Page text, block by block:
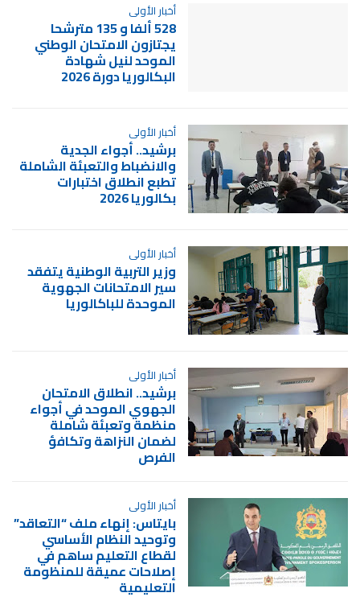
أخبار الأولى
528 ألفا و 135 مترشحا
يجتازون الامتحان الوطني
الموحد لنيل شهادة
البكالوريا دورة 2026
أخبار الأولى
برشيد.. أجواء الجدية
والانضباط والتعبئة الشاملة
تطبع انطلاق اختبارات
بكالوريا 2026
أخبار الأولى
وزير التربية الوطنية يتفقد
سير الامتحانات الجهوية
الموحدة للباكالوريا
أخبار الأولى
برشيد.. انطلاق الامتحان
الجهوي الموحد في أجواء
منظمة وتعبئة شاملة
لضمان النزاهة وتكافؤ
الفرص
أخبار الأولى
بايتاس: إنهاء ملف “التعاقد”
وتوحيد النظام الأساسي
لقطاع التعليم ساهم في
إصلاحات عميقة للمنظومة
التعليمية